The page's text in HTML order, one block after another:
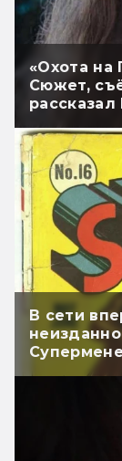
«Охота на
Сюжет,
В сети